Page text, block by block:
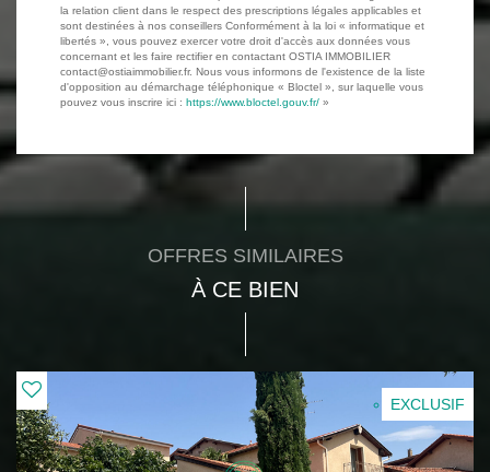
la relation client dans le respect des prescriptions légales applicables et
sont destinées à nos conseillers Conformément à la loi « informatique et
libertés », vous pouvez exercer votre droit d'accès aux données vous
concernant et les faire rectifier en contactant OSTIA IMMOBILIER
contact@ostiaimmobilier.fr. Nous vous informons de l'existence de la liste
d'opposition au démarchage téléphonique « Bloctel », sur laquelle vous
pouvez vous inscrire ici : https://www.bloctel.gouv.fr/ »
OFFRES SIMILAIRES
À CE BIEN
EXCLUSIF